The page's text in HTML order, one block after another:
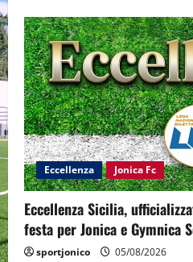
Eccellenza Jonica Fc
Eccellenza Sicilia,
festa per Jonica e Gymnica
sportjonico 05/08/2026